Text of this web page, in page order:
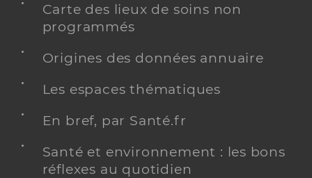
Carte des lieux de soins non
programmés
Origines des données annuaire
Les espaces thématiques
En bref, par Santé.fr
Santé et environnement : les bons
réflexes au quotidien